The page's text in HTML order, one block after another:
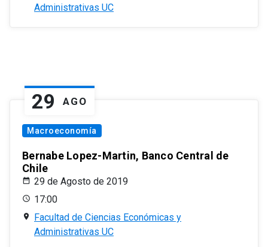
Administrativas UC
29 AGO
Macroeconomía
Bernabe Lopez-Martin, Banco Central de
Chile
29 de Agosto de 2019
17:00
Facultad de Ciencias Económicas y
Administrativas UC